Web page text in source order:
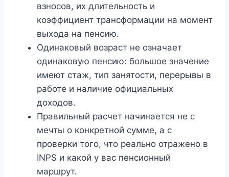
взносов, их длительность и
коэффициент трансформации на момент
выхода на пенсию.
Одинаковый возраст не означает
одинаковую пенсию: большое значение
имеют стаж, тип занятости, перерывы в
работе и наличие официальных
доходов.
Правильный расчет начинается не с
мечты о конкретной сумме, а с
проверки того, что реально отражено в
INPS и какой у вас пенсионный
маршрут.